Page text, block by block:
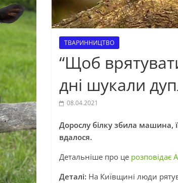
ТВАРИННИЦТВО
“Щоб
дні шукали
08.04.2021
Дорослу білку збила машина,
вдалося.
Детальніше про це розповідає
Деталі: На Київщині люди